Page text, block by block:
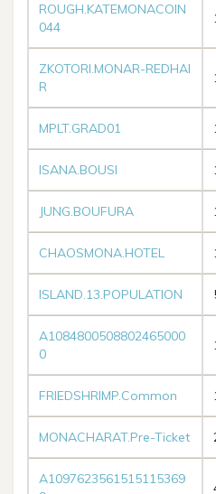
ROUGH.KATEMONACOIN
044
ZKOTORI.MONAR-REDHAI
R
MPLT.GRAD01
ISANA.BOUSI
JUNG.BOUFURA
CHAOSMONA.HOTEL
ISLAND.13.POPULATION
A1084800508802465000
0
FRIEDSHRIMP.Common
MONACHARAT.Pre-Ticket
A1097623561515115369